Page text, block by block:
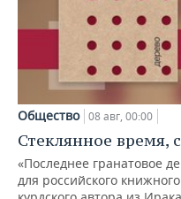
Общество 08 авг, 00:00
Стеклянное время,
«Последнее гранатовое
для российского